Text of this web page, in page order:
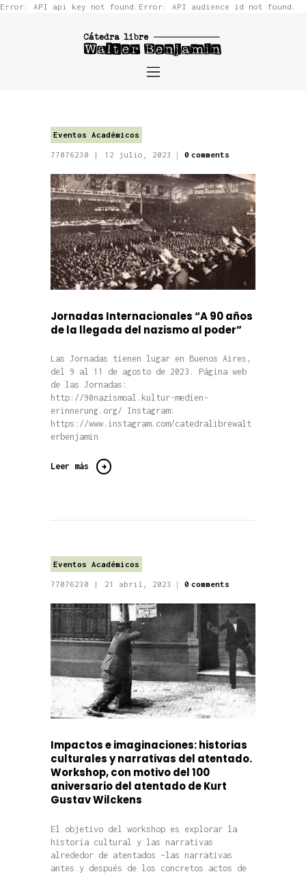
Error: API api key not found.Error: API audience id not found.
Cátedra Libre Walter Benjamin
Home
Proyectos
Eventos
Becas
Videos
Eventos Académicos
77076230 12 julio, 2023 0 comments
Jornadas Internacionales “A 90 años
de la llegada del nazismo al poder”
Las Jornadas tienen lugar en Buenos Aires,
del 9 al 11 de agosto de 2023. Página web
de las Jornadas:
http://90nazismoal.kultur-medien-
erinnerung.org/ Instagram:
https://www.instagram.com/catedralibrewalt
erbenjamin
Leer más
Eventos Académicos
77076230 21 abril, 2023 0 comments
Impactos e imaginaciones: historias
culturales y narrativas del atentado.
Workshop, con motivo del 100
aniversario del atentado de Kurt
Gustav Wilckens
El objetivo del workshop es explorar la
historia cultural y las narrativas
alrededor de atentados –las narrativas
antes y después de los concretos actos de